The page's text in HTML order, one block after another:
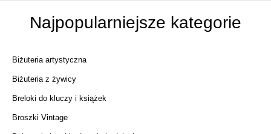
Najpopularniejsze kategorie
Biżuteria artystyczna
Biżuteria z żywicy
Breloki do kluczy i książek
Broszki Vintage